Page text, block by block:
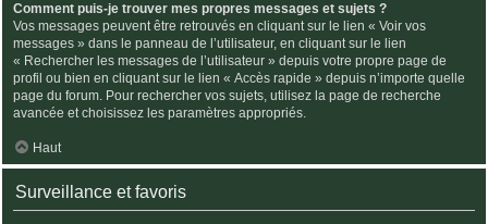
Comment puis-je trouver mes propres messages et sujets ?
Vos messages peuvent être retrouvés en cliquant sur le lien « Voir vos
messages » dans le panneau de l’utilisateur, en cliquant sur le lien
« Rechercher les messages de l’utilisateur » depuis votre propre page de
profil ou bien en cliquant sur le lien « Accès rapide » depuis n’importe quelle
page du forum. Pour rechercher vos sujets, utilisez la page de recherche
avancée et choisissez les paramètres appropriés.
Haut
Surveillance et favoris